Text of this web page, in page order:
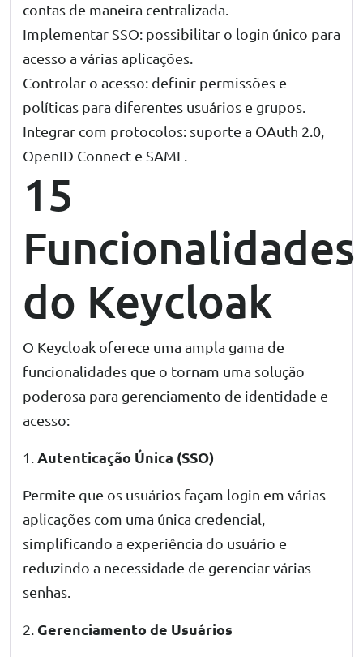
contas de maneira centralizada.
Implementar SSO: possibilitar o login único para
acesso a várias aplicações.
Controlar o acesso: definir permissões e
políticas para diferentes usuários e grupos.
Integrar com protocolos: suporte a OAuth 2.0,
OpenID Connect e SAML.
15
Funcionalidades
do Keycloak
O Keycloak oferece uma ampla gama de
funcionalidades que o tornam uma solução
poderosa para gerenciamento de identidade e
acesso:
1. Autenticação Única (SSO)
Permite que os usuários façam login em várias
aplicações com uma única credencial,
simplificando a experiência do usuário e
reduzindo a necessidade de gerenciar várias
senhas.
2. Gerenciamento de Usuários